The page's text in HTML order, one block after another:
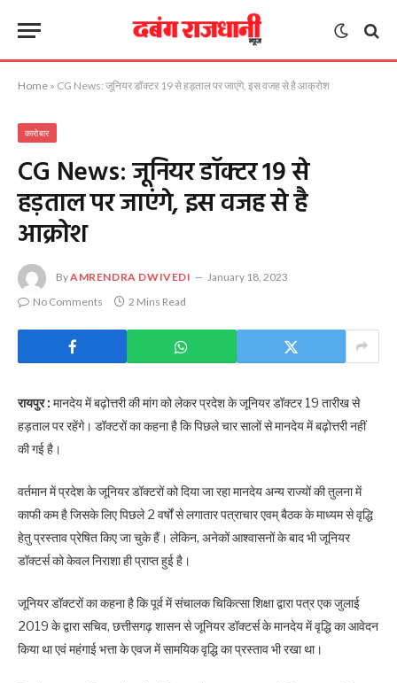
Home » CG News: जूनियर डॉक्टर 19 से हड़ताल पर जाएंगे, इस वजह से है आक्रोश
कारोबार
CG News: जूनियर डॉक्टर 19 से
हड़ताल पर जाएंगे, इस वजह से है
आक्रोश
ByAMRENDRA DWIVEDI
January 18, 2023
No Comments
2 Mins Read
रायपुर : मानदेय में बढ़ोत्तरी की मांग को लेकर प्रदेश के जूनियर डॉक्टर 19 तारीख से
हड़ताल पर रहेंगे। डॉक्टरों का कहना है कि पिछले चार सालों से मानदेय में बढ़ोत्तरी नहीं
की गई है।
वर्तमान में प्रदेश के जूनियर डॉक्टरों को दिया जा रहा मानदेय अन्य राज्यों की तुलना में
काफी कम है जिसके लिए पिछले 2 वर्षों से लगातार पत्राचार एवम् बैठक के माध्यम से वृद्धि
हेतु प्रस्ताव प्रेषित किए जा चुके हैं। लेकिन, अनेकों आश्वासनों के बाद भी जूनियर
डॉक्टर्स को केवल निराशा ही प्राप्त हुई है।
जूनियर डॉक्टरों का कहना है कि पूर्व में संचालक चिकित्सा शिक्षा द्वारा पत्र एक जुलाई
2019 के द्वारा सचिव, छत्तीसगढ़ शासन से जूनियर डॉक्टर्स के मानदेय में वृद्धि का आवेदन
किया था एवं महंगाई भत्ता के एवज में सामयिक वृद्धि का प्रस्ताव भी रखा था।